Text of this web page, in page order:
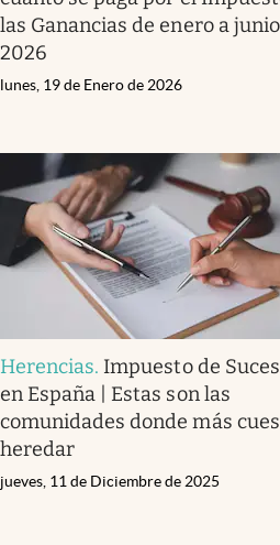
las Ganancias de enero a junio
2026
lunes, 19 de Enero de 2026
Herencias. Impuesto de
en España | Estas son las
comunidades donde más
heredar
jueves, 11 de Diciembre de 2025